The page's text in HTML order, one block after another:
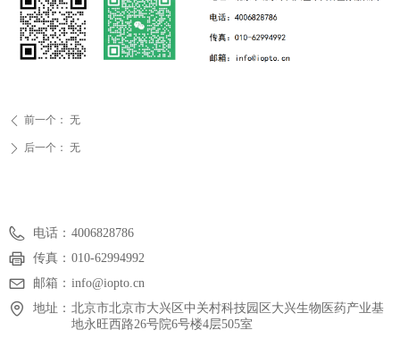
ꄴ 前一个： 无
ꄲ 后一个： 无
电话： 4006828786
传真： 010-62994992
邮箱： info@iopto.cn
地址： 北京市北京市大兴区中关村科技园区大兴生物医药产业基
地永旺西路26号院6号楼4层505室